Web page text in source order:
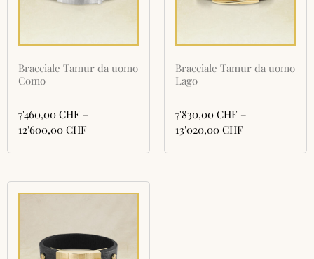
Bracciale Tamur da uomo
Como
7'460,00 CHF –
12'600,00 CHF
Bracciale Tamur da uomo
Lago
7'830,00 CHF –
13'020,00 CHF